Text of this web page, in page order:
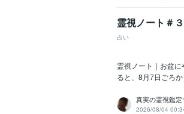
霊視ノート＃
占い
霊視ノート｜お盆
ると、8月7日ごろ
真実の霊視鑑定
2026/08/04